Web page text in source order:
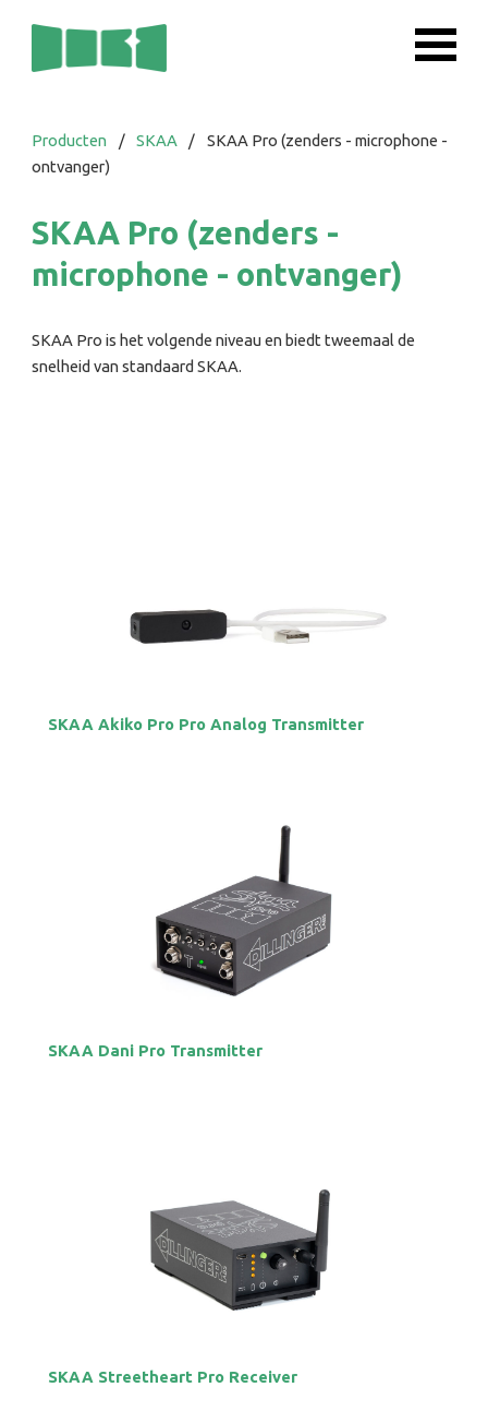
Producten / SKAA /
SKAA Pro (zenders - microphone -
ontvanger)
SKAA Pro (zenders -
microphone - ontvanger)
SKAA Pro is het volgende niveau en biedt tweemaal de
snelheid van standaard SKAA.
SKAA Akiko Pro Pro Analog Transmitter
SKAA Dani Pro Transmitter
SKAA Streetheart Pro Receiver